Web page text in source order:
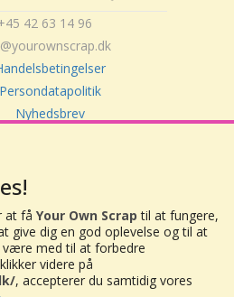
42 63 14 96
Persondatapolitik
Nyhedsbrev
Own Scrap
30416082
Hovedgade 20
Roskilde
at få Your Own Scrap til at fungere,
give dig en god oplevelse og til at
være med til at forbedre
videre på
, accepterer du samtidig vores